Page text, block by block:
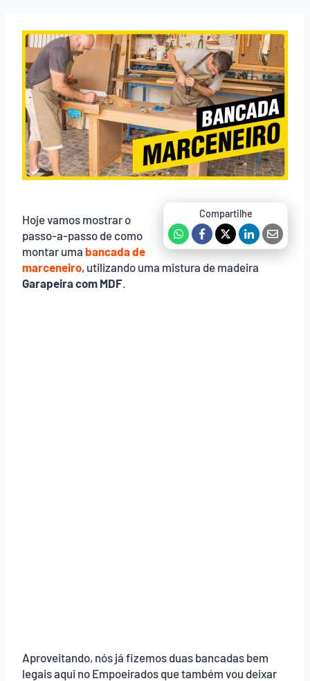
Hoje vamos mostrar o
passo-a-passo de como
montar uma bancada de
marceneiro, utilizando uma mistura de madeira
Garapeira com MDF
Aproveitando, nós já fizemos duas bancadas bem
legais aqui no Empoeirados que também vou deixar